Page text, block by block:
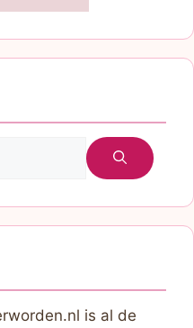
is al de